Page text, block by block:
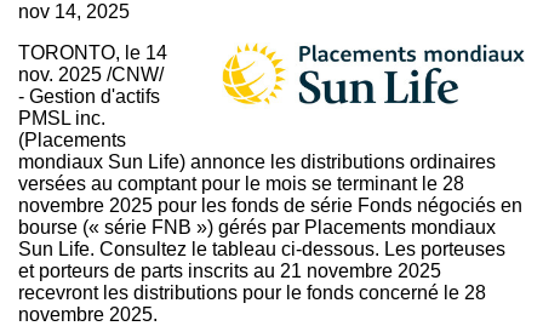
nov 14, 2025
TORONTO, le 14
nov. 2025 /CNW/
- Gestion d'actifs
PMSL inc.
(Placements
mondiaux Sun Life) annonce les distributions ordinaires
versées au comptant pour le mois se terminant le 28
novembre 2025 pour les fonds de série Fonds négociés en
bourse (« série FNB ») gérés par Placements mondiaux
Sun Life. Consultez le tableau ci-dessous. Les porteuses
et porteurs de parts inscrits au 21 novembre 2025
recevront les distributions pour le fonds concerné le 28
novembre 2025.